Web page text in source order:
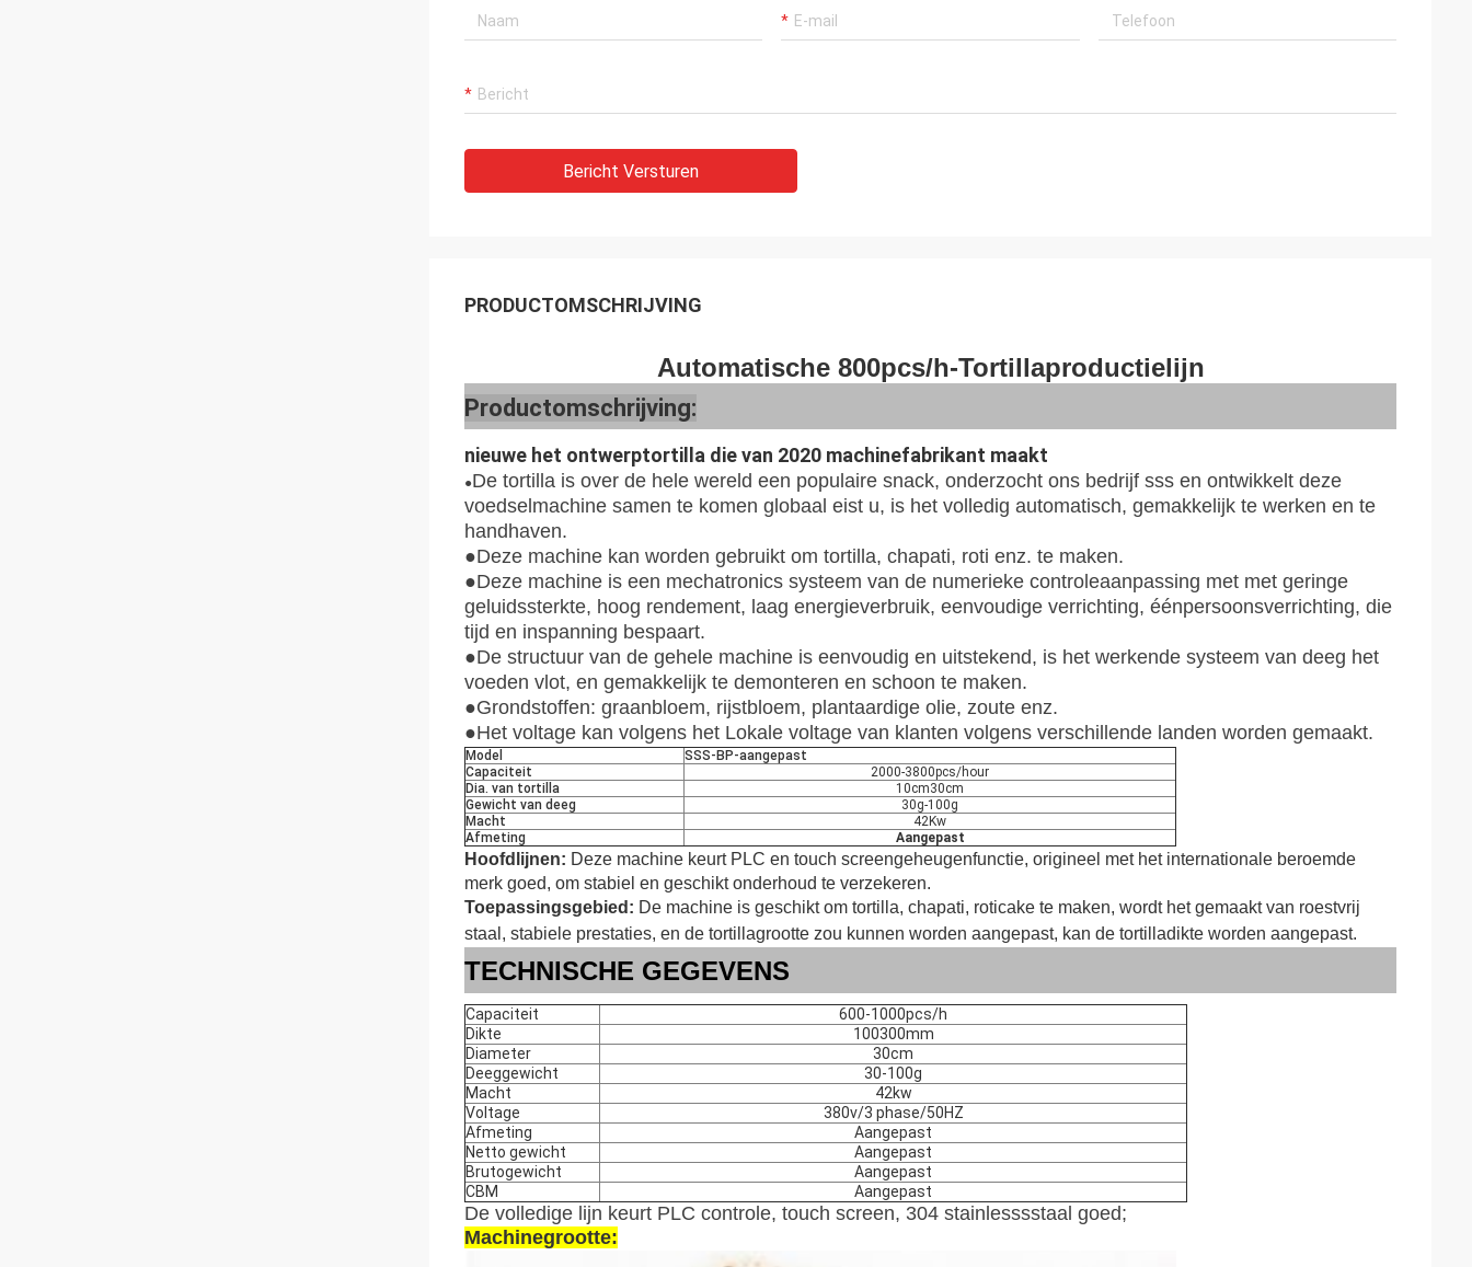
Bericht Versturen
PRODUCTOMSCHRIJVING
Automatische 800pcs/h-Tortillaproductielijn
Productomschrijving:
nieuwe het ontwerptortilla die van 2020 machinefabrikant maakt
●De tortilla is over de hele wereld een populaire snack, onderzocht ons bedrijf sss en ontwikkelt deze
voedselmachine samen te komen globaal eist u, is het volledig automatisch, gemakkelijk te werken en te
handhaven.
●Deze machine kan worden gebruikt om tortilla, chapati, roti enz. te maken.
●Deze machine is een mechatronics systeem van de numerieke controleaanpassing met met geringe
geluidssterkte, hoog rendement, laag energieverbruik, eenvoudige verrichting, éénpersoonsverrichting, die
tijd en inspanning bespaart.
●De structuur van de gehele machine is eenvoudig en uitstekend, is het werkende systeem van deeg het
voeden vlot, en gemakkelijk te demonteren en schoon te maken.
●Grondstoffen: graanbloem, rijstbloem, plantaardige olie, zoute enz.
●Het voltage kan volgens het Lokale voltage van klanten volgens verschillende landen worden gemaakt.
Model
SSS-BP-aangepast
Capaciteit
2000-3800pcs/hour
Dia. van tortilla
10cm30cm
Gewicht van deeg
30g-100g
Macht
42Kw
Afmeting
Aangepast
Hoofdlijnen: Deze machine keurt PLC en touch screengeheugenfunctie, origineel met het internationale beroemde
merk goed, om stabiel en geschikt onderhoud te verzekeren.
Toepassingsgebied: De machine is geschikt om tortilla, chapati, roticake te maken, wordt het gemaakt van roestvrij
staal, stabiele prestaties, en de tortillagrootte zou kunnen worden aangepast, kan de tortilladikte worden aangepast.
TECHNISCHE GEGEVENS
Capaciteit
600-1000pcs/h
Dikte
100300mm
Diameter
30cm
Deeggewicht
30-100g
Macht
42kw
Voltage
380v/3 phase/50HZ
Afmeting
Aangepast
Netto gewicht
Aangepast
Brutogewicht
Aangepast
CBM
Aangepast
De volledige lijn keurt PLC controle, touch screen, 304 stainlesssstaal goed;
Machinegrootte: